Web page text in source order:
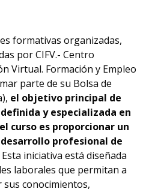
formativas organizadas,
por CIFV.- Centro
Virtual. Formación y Empleo
parte de su Bolsa de
el objetivo principal de
y especializada en
curso es proporcionar un
profesional de
Esta iniciativa está diseñada
laborales que permitan a
conocimientos,